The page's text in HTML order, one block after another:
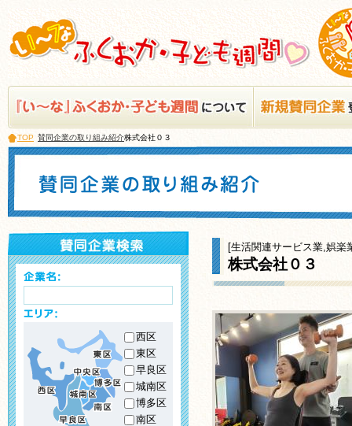
TOP 賛同企業の取り組み紹介株式会社０３
西区
東区
早良区
城南区
博多区
南区
[生活関連サービス業,娯楽
株式会社０３